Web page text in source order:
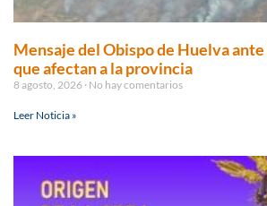
Mensaje del Obispo de Huelva
que afectan a la provincia
8 agosto, 2026 No hay comentarios
Leer Noticia »